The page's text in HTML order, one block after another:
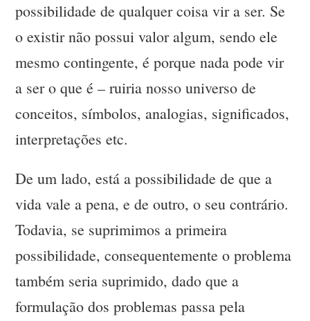
possibilidade de qualquer coisa vir a ser. Se
o existir não possui valor algum, sendo ele
mesmo contingente, é porque nada pode vir
a ser o que é – ruiria nosso universo de
conceitos, símbolos, analogias, significados,
interpretações etc.
De um lado, está a possibilidade de que a
vida vale a pena, e de outro, o seu contrário.
Todavia, se suprimimos a primeira
possibilidade, consequentemente o problema
também seria suprimido, dado que a
formulação dos problemas passa pela